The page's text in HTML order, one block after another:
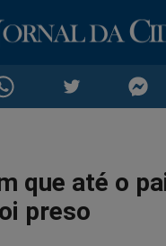
no
no
que até o
preso